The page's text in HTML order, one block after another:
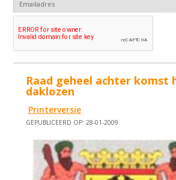
Raad geheel achter komst
daklozen
Printerversie
GEPUBLICEERD OP: 28-01-2009